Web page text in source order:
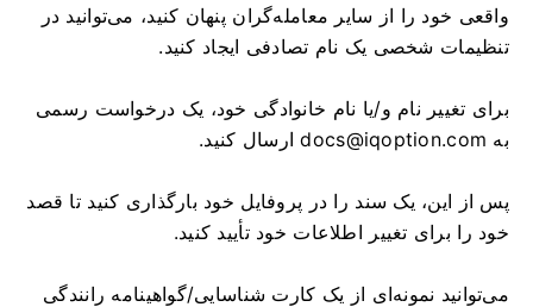
واقعی خود را از سایر معامله‌گران پنهان کنید، می‌توانید در
تنظیمات شخصی یک نام تصادفی ایجاد کنید.
برای تغییر نام و/یا نام خانوادگی خود، یک درخواست رسمی
به docs@iqoption.comارسال کنید.
پس از این، یک سند را در پروفایل خود بارگذاری کنید تا قصد
خود را برای تغییر اطلاعات خود تأیید کنید.
می‌توانید نمونه‌ای از یک کارت شناسایی/گواهینامه رانندگی